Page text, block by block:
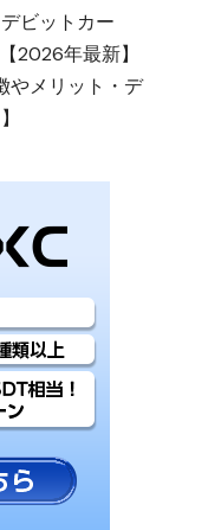
ビットカー
2026年最新】
やメリット・デ